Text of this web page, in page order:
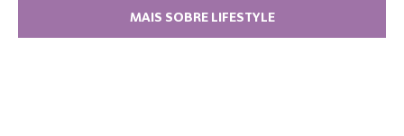
MAIS SOBRE LIFESTYLE